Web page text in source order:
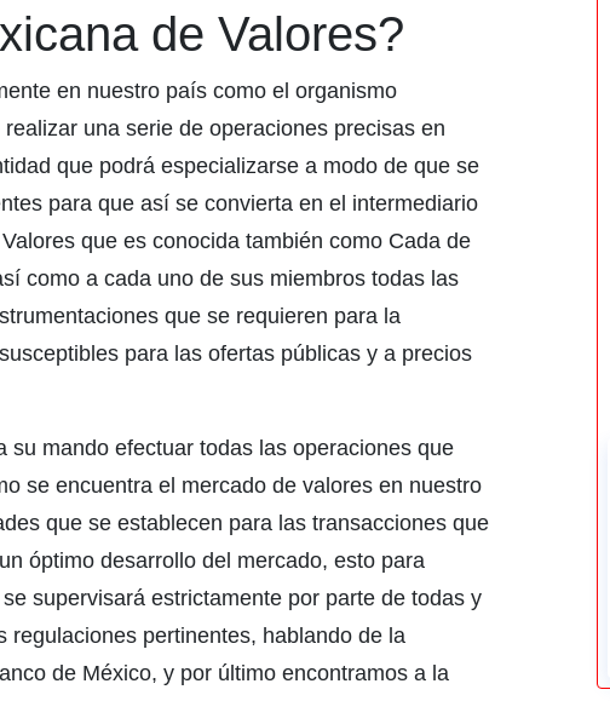
de Valores?
en nuestro país como el organismo
una serie de operaciones precisas en
que podrá especializarse a modo de que se
para que así se convierta en el intermediario
que es conocida también como Cada de
como a cada uno de sus miembros todas las
que se requieren para la
para las ofertas públicas y a precios
su mando efectuar todas las operaciones que
se encuentra el mercado de valores en nuestro
que se establecen para las transacciones que
óptimo desarrollo del mercado, esto para
supervisará estrictamente por parte de todas y
pertinentes, hablando de la
de México, y por último encontramos a la